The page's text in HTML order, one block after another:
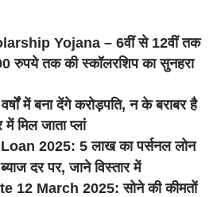
Yojana – 6वीं से 12वीं तक
रुपये तक की स्कॉलरशिप का सुनहरा
में बना देंगे करोड़पति, न के बराबर है
मिल जाता प्लां
2025: 5 लाख का पर्सनल लोन
दर पर, जाने विस्तार में
12 March 2025: सोने की कीमतों